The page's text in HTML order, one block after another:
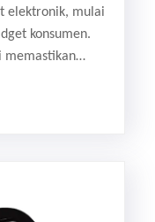
elektronik, mulai
konsumen.
memastikan
panjang. Dalam